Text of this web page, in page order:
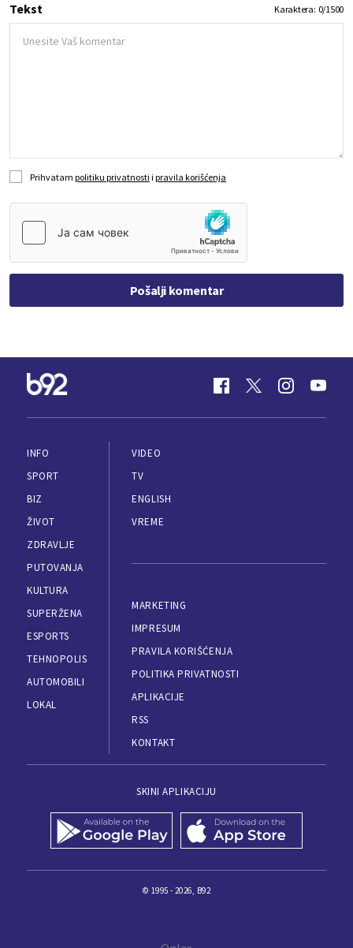
Tekst Karaktera: 0/1500
Prihvatam politiku privatnosti i pravila korišćenja
Pošalji komentar
INFO
SPORT
BIZ
ŽIVOT
ZDRAVLJE
PUTOVANJA
KULTURA
SUPERŽENA
ESPORTS
TEHNOPOLIS
AUTOMOBILI
LOKAL
VIDEO
TV
ENGLISH
VREME
MARKETING
IMPRESUM
PRAVILA KORIŠĆENJA
POLITIKA PRIVATNOSTI
APLIKACIJE
RSS
KONTAKT
SKINI APLIKACIJU
© 1995 - 2026, B92